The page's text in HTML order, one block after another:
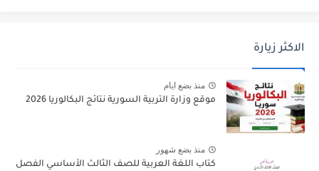
الاكثر زيارة
منذ بضع ايام
موقع وزارة التربية السورية نتائج البكالوريا 2026
منذ بضع شهور
كتاب اللغة العربية للصف الثالث الأساسي الفصل